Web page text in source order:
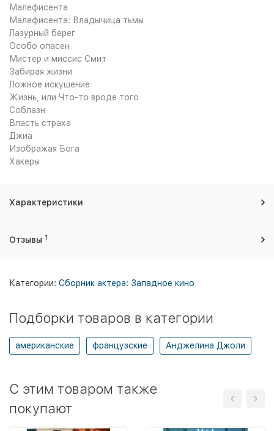
Малефисента
Малефисента: Владычица тьмы
Лазурный берег
Особо опасен
Мистер и миссис Смит
Забирая жизни
Ложное искушение
Жизнь, или Что-то вроде того
Соблазн
Власть страха
Джиа
Изображая Бога
Хакеры
Характеристики
Отзывы 1
Категории: Сборник актера: Западное кино
Подборки товаров в категории
американские французские Анджелина Джоли
C этим товаром также
покупают